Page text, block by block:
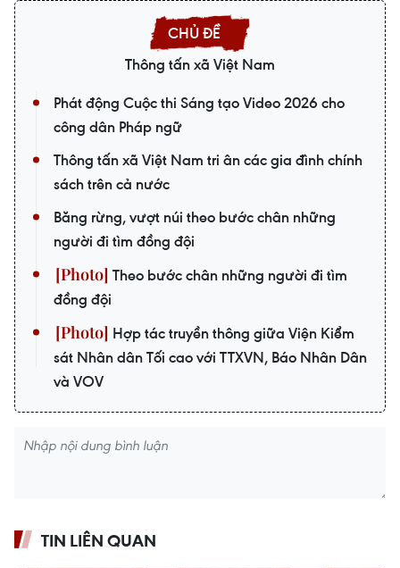
Thông tấn xã Việt Nam
Phát động Cuộc thi Sáng tạo Video 2026 cho
công dân Pháp ngữ
Thông tấn xã Việt Nam tri ân các gia đình chính
sách trên cả nước
Băng rừng, vượt núi theo bước chân những
người đi tìm đồng đội
Theo bước chân những người đi tìm
đồng đội
Hợp tác truyền thông giữa Viện Kiểm
sát Nhân dân Tối cao với TTXVN, Báo Nhân Dân
và VOV
TIN LIÊN QUAN